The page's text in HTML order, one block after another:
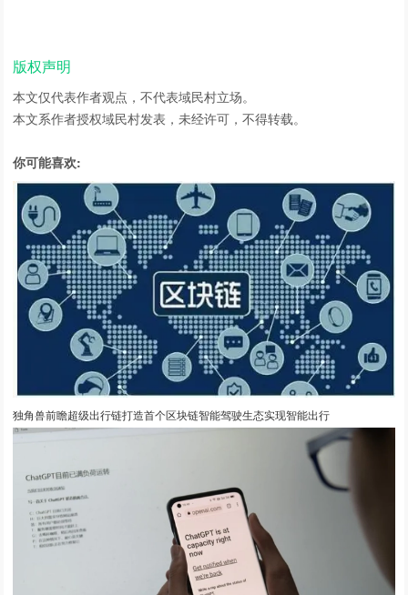
版权声明
本文仅代表作者观点，不代表域民村立场。
本文系作者授权域民村发表，未经许可，不得转载。
你可能喜欢:
独角兽前瞻超级出行链打造首个区块链智能驾驶生态实现智能出行